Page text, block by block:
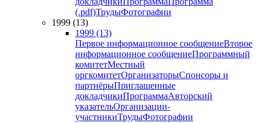
(.pdf)ТрудыФотографии
1999 (13)
1999 (13)
Первое информационное сообщениеВторое
информационное сообщениеПрограммный
комитетМестный
оргкомитетОрганизаторыСпонсоры и
партнёрыПриглашенные
докладчикиПрограммаАвторский
указательОрганизации-
участникиТрудыФотографии